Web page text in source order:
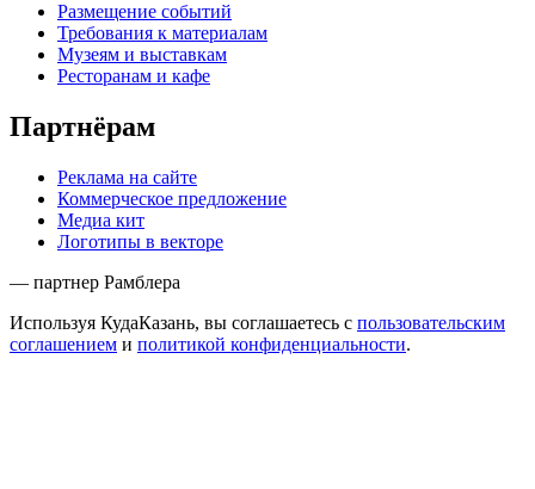
Размещение событий
Требования к материалам
Музеям и выставкам
Ресторанам и кафе
Партнёрам
Реклама на сайте
Коммерческое предложение
Медиа кит
Логотипы в векторе
— партнер Рамблера
Используя КудаКазань, вы соглашаетесь с пользовательским
соглашением и политикой конфиденциальности.